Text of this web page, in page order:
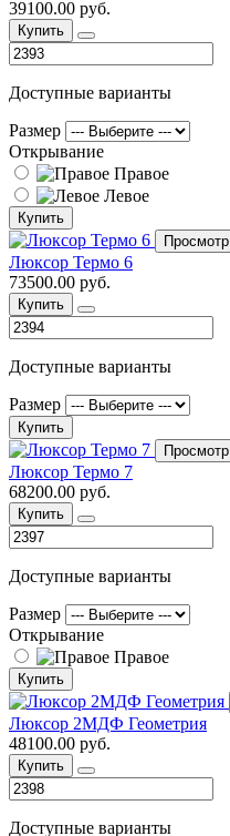
39100.00 руб.
Купить
Доступные варианты
Размер
Открывание
Правое
Левое
Купить
Просмотр
Люксор Термо 6
73500.00 руб.
Купить
Доступные варианты
Размер
Купить
Просмотр
Люксор Термо 7
68200.00 руб.
Купить
Доступные варианты
Размер
Открывание
Правое
Купить
Люксор 2МДФ Геометрия
48100.00 руб.
Купить
Доступные варианты